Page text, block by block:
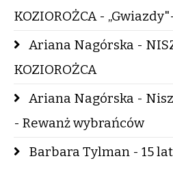
KOZIOROŻCA -
Ariana Nagórska -
KOZIOROŻCA
Ariana Nagórska -
- Rewanż wybrańców
Barbara Tylman - 15